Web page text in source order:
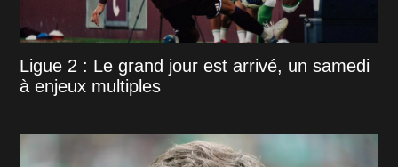
Ligue 2 : Le grand jour est arrivé, un samedi
à enjeux multiples